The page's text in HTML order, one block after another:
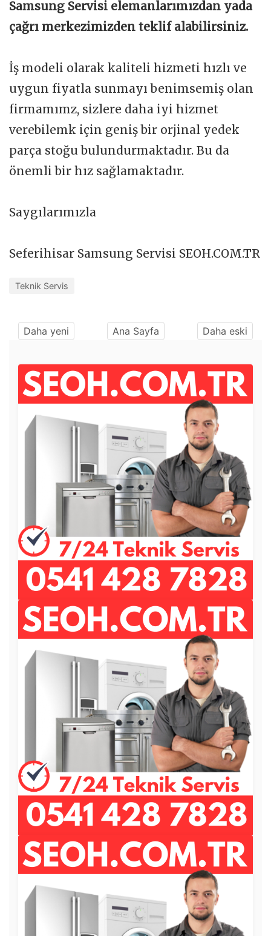
Samsung Servisi elemanlarımızdan yada
çağrı merkezimizden teklif alabilirsiniz.
İş modeli olarak kaliteli hizmeti hızlı ve
uygun fiyatla sunmayı benimsemiş olan
firmamımz, sizlere daha iyi hizmet
verebilemk için geniş bir orjinal yedek
parça stoğu bulundurmaktadır. Bu da
önemli bir hız sağlamaktadır.
Saygılarımızla
Seferihisar Samsung Servisi SEOH.COM.TR
Teknik Servis
Daha yeni Ana Sayfa Daha eski